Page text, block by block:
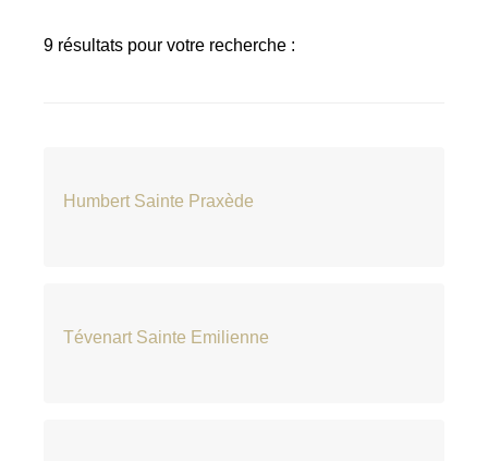
9 résultats pour votre recherche :
Humbert Sainte Praxède
Tévenart Sainte Emilienne